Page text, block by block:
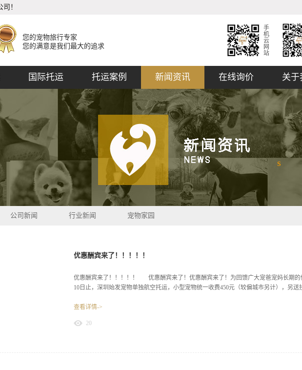
！
手
机
云
网
站
您的宠物旅行专家
您的满意是我们最大的追求
国际托运 托运案例 新闻资讯 在线询价 关于
s
公司新闻 行业新闻 宠物家园
优惠酬宾来了！！！！！
优惠酬宾来了！！！！！ 优惠酬宾来了！优惠酬宾来了！为回馈广大宠爸宠妈长期的
10日止，深圳始发宠物单独航空托运，小型宠物统一收费450元（较偏城市另计），另送
20
查看详情->